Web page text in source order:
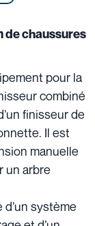
de chaussures
pour la
combiné
finisseur de
Il est
manuelle
un arbre
système